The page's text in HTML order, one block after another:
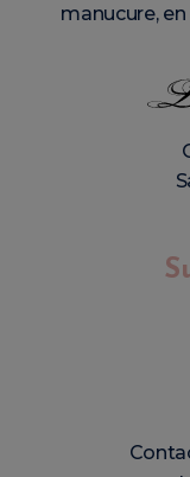
manucure,